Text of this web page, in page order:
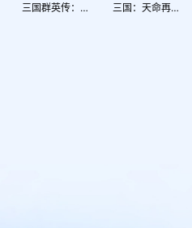
三国群英传：策定九州 三国：天命再临